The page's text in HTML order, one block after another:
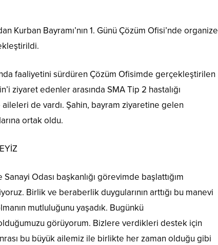
Kurban Bayramı’nın 1. Günü Çözüm Ofisi’nde organize
faaliyetini sürdüren Çözüm Ofisimde gerçekleştirilen
ziyaret edenler arasında SMA Tip 2 hastalığı
de vardı. Şahin, bayram ziyaretine gelen
ortak oldu.
Odası başkanlığı görevimde başlattığım
Birlik ve beraberlik duygularının arttığı bu manevi
mutluluğunu yaşadık. Bugünkü
görüyorum. Bizlere verdikleri destek için
bu büyük ailemiz ile birlikte her zaman olduğu gibi